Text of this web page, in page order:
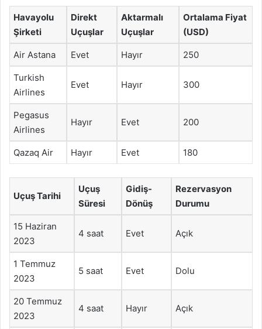
Havayolu
Şirketi
Direkt
Uçuşlar
Aktarmalı
Uçuşlar
Ortalama Fiyat
(USD)
Air Astana Evet Hayır 250
Turkish
Airlines
Evet Hayır 300
Pegasus
Airlines
Hayır Evet 200
Qazaq Air Hayır Evet 180
Uçuş Tarihi
Uçuş
Süresi
Gidiş-
Dönüş
Rezervasyon
Durumu
15 Haziran
2023
4 saat Evet Açık
1 Temmuz
2023
5 saat Evet Dolu
20 Temmuz
2023
4 saat Hayır Açık